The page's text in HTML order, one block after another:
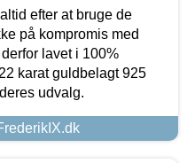
efter at bruge de
på kompromis med
lavet i 100%
karat guldbelagt 925
udvalg.